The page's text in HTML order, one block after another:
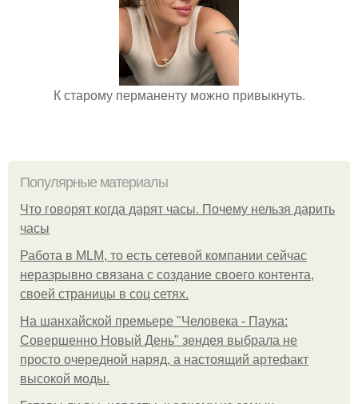
К старому перманенту можно привыкнуть.
Популярные материалы
Что говорят когда дарят часы. Почему нельзя дарить
часы
Работа в MLM, то есть сетевой компании сейчас
неразрывно связана с создание своего контента,
своей страницы в соц сетях.
На шанхайской премьере "Человека - Паука:
Совершенно Новый День" зендея выбрала не
просто очередной наряд, а настоящий артефакт
высокой моды.